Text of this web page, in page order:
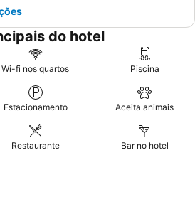
do hotel
Wi-fi nos quartos Piscina
Estacionamento Aceita animais
Restaurante Bar no hotel